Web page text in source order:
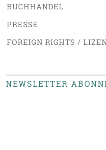
BUCHHANDEL
PRESSE
FOREIGN RIGHTS /
NEWSLETTER